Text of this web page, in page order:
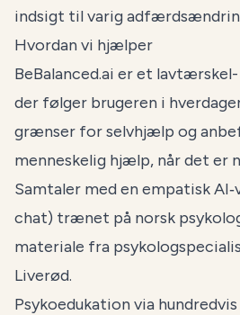
indsigt til varig
Hvordan vi hjælper
BeBalanced.ai er et
der følger brugeren i
grænser for selvhjælp og
menneskelig hjælp, når det er
Samtaler med en empatisk
chat) trænet på norsk
materiale fra
Liverød.
Psykoedukation via